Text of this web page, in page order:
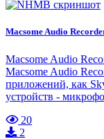
Macsome Audio
Macsome Audio
Macsome Audio
приложений, как
устройств -
20
2